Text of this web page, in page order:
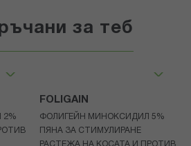
за теб
FOLIGAIN
ФОЛИГЕЙН МИНОКСИДИЛ 5%
ПЯНА ЗА СТИМУЛИРАНЕ
РАСТЕЖА НА КОСАТА И ПРОТИВ